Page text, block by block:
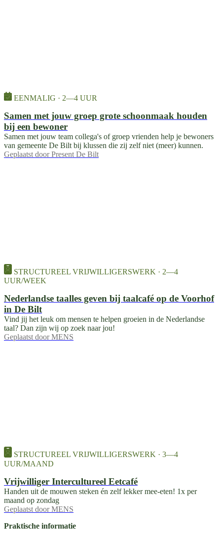
EENMALIG · 2—4 UUR
Samen met jouw groep grote schoonmaak houden
bij een bewoner
Samen met jouw team collega's of groep vrienden help je bewoners
van gemeente De Bilt bij klussen die zij zelf niet (meer) kunnen.
Geplaatst door Present De Bilt
STRUCTUREEL VRIJWILLIGERSWERK · 2—4
UUR/WEEK
Nederlandse taalles geven bij taalcafé op de Voorhof
in De Bilt
Vind jij het leuk om mensen te helpen groeien in de Nederlandse
taal? Dan zijn wij op zoek naar jou!
Geplaatst door MENS
STRUCTUREEL VRIJWILLIGERSWERK · 3—4
UUR/MAAND
Vrijwilliger Intercultureel Eetcafé
Handen uit de mouwen steken én zelf lekker mee-eten! 1x per
maand op zondag
Geplaatst door MENS
Praktische informatie